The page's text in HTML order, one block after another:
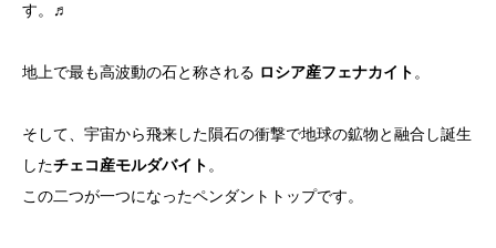
す。♬
地上で最も高波動の石と称される ロシア産フェナカイト。
そして、宇宙から飛来した隕石の衝撃で地球の鉱物と融合し誕生
したチェコ産モルダバイト。
この二つが一つになったペンダントトップです。